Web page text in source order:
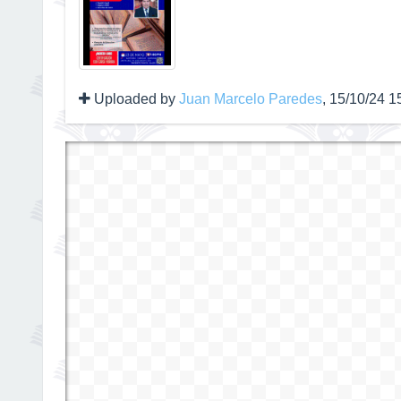
Uploaded by Juan Marcelo Paredes, 15/10/24